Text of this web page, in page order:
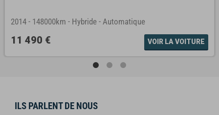
2014 - 148000km - Hybride - Automatique
11 490 € VOIR LA VOITURE
ILS PARLENT DE NOUS